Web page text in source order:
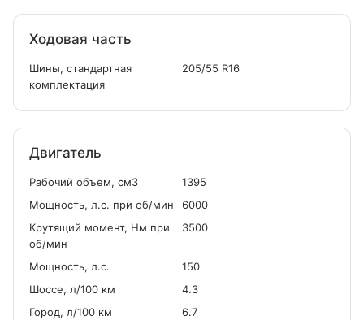
Ходовая часть
Шины, стандартная
комплектация
205/55 R16
Двигатель
Рабочий объем, см3
1395
Мощность, л.с. при об/мин
6000
Крутящий момент, Нм при
об/мин
3500
Мощность, л.с.
150
Шоссе, л/100 км
4.3
Город, л/100 км
6.7